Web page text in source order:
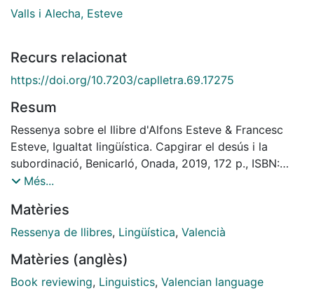
Valls i Alecha, Esteve
Recurs relacionat
https://doi.org/10.7203/caplletra.69.17275
Resum
Ressenya sobre el llibre d'Alfons Esteve & Francesc
Esteve, Igualtat lingüística. Capgirar el desús i la
subordinació, Benicarló, Onada, 2019, 172 p., ISBN:
978-84-17638-31-3.
Més...
Matèries
Ressenya de llibres, Lingüística, Valencià
Matèries (anglès)
Book reviewing, Linguistics, Valencian language